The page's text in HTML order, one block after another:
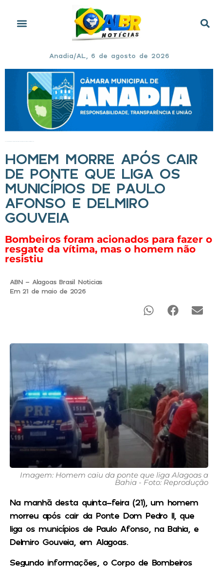
Anadia/AL, 6 de agosto de 2026
HOMEM MORRE APÓS CAIR
DE PONTE QUE LIGA OS
MUNICÍPIOS DE PAULO
AFONSO E DELMIRO
GOUVEIA
Bombeiros foram acionados para fazer o
resgate da vítima, mas o homem não
resistiu
ABN - Alagoas Brasil Noticias
Em 21 de maio de 2026
Imagem: Homem caiu da ponte que liga Alagoas a
Bahia - Foto: Reprodução
Na manhã desta quinta-feira (21), um homem
morreu após cair da Ponte Dom Pedro II, que
liga os municípios de Paulo Afonso, na Bahia, e
Delmiro Gouveia, em Alagoas.
Segundo informações, o Corpo de Bombeiros